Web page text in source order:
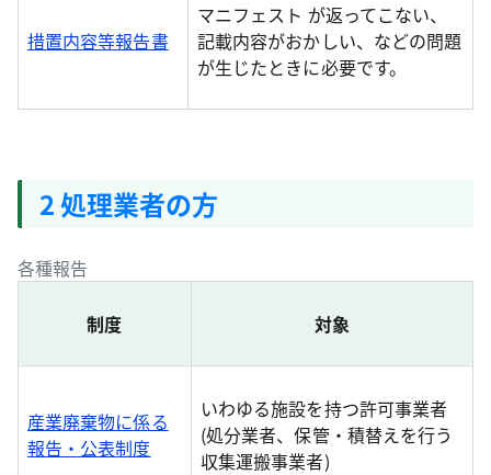
措置内容等報告書
マニフェスト が返ってこない、
記載内容がおかしい、などの問題
が生じたときに必要です。
2 処理業者の方
各種報告
制度 対象
産業廃棄物に係る
報告・公表制度
いわゆる施設を持つ許可事業者
(処分業者、保管・積替えを行う
収集運搬事業者)